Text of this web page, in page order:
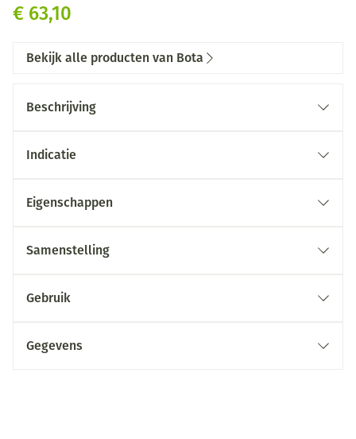
€ 63,10
Bekijk alle producten van Bota
Beschrijving
Indicatie
Eigenschappen
Samenstelling
Gebruik
Gegevens